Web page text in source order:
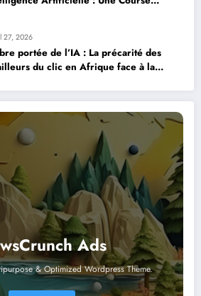
27, 2026
portée de l’IA : La précarité des
du clic en Afrique face à la
Ads
& Optimized Wordpress Theme.